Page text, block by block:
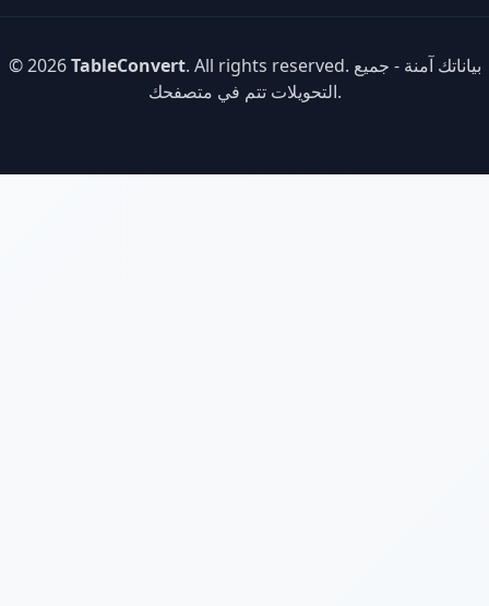
© 2026TableConvert. All rights reserved. بياناتك آمنة - جميع
التحويلات تتم في متصفحك.